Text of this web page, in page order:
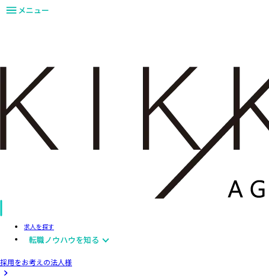
メニュー
求人を探す
転職ノウハウを知る
採用をお考えの法人様